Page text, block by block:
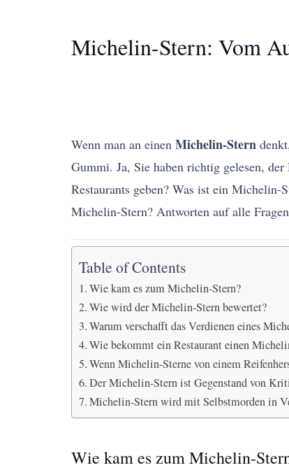
Michelin-Stern: Vom
Wenn man an einen Michelin-Stern
Gummi. Ja, Sie haben richtig gelesen,
Restaurants geben? Was ist ein
Michelin-Stern? Antworten auf alle
Table of Contents
Wie kam es zum Michelin-Stern?
Wie wird der Michelin-Stern bewertet?
Warum verschafft das Verdienen eines
Wie bekommt ein Restaurant einen
Wenn Michelin-Sterne von einem
Der Michelin-Stern ist Gegenstand von
Michelin-Stern wird mit Selbstmorden in
Wie kam es zum Michelin-